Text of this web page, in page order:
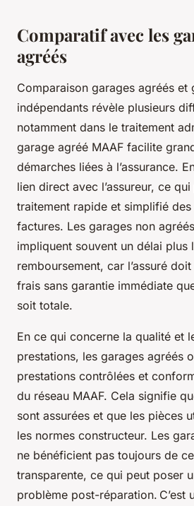
Comparatif avec les
agréés
Comparaison garages agréés et
indépendants révèle plusieurs
notamment dans le traitement
garage agréé MAAF facilite
démarches liées à l’assurance.
lien direct avec l’assureur, ce
traitement rapide et simplifié
factures. Les garages non
impliquent souvent un délai plus
remboursement, car l’assuré
frais sans garantie immédiate
soit totale.
En ce qui concerne la qualité et
prestations, les garages agréés
prestations contrôlées et
du réseau MAAF. Cela signifie
sont assurées et que les pièces
les normes constructeur. Les
ne bénéficient pas toujours de
transparente, ce qui peut poser
problème post-réparation. C’est